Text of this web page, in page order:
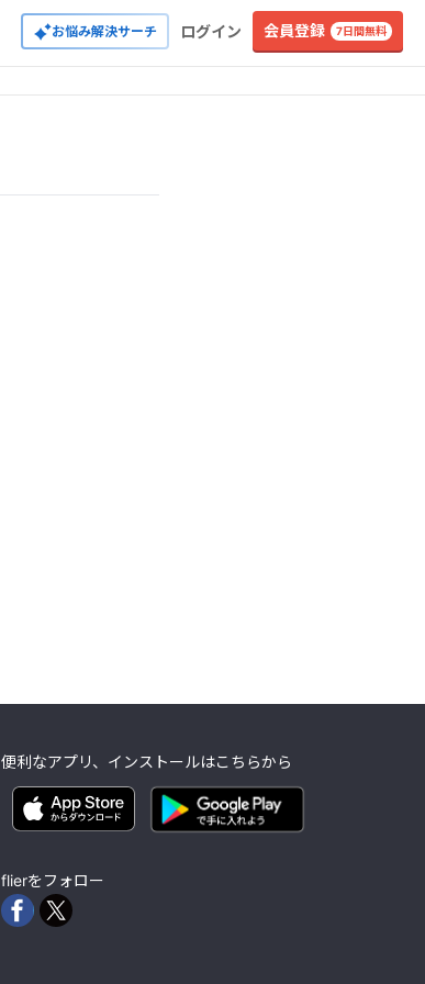
お悩み解決サーチ ログイン 会員登録 7日間無料
便利なアプリ、インストールはこちらから
flierをフォロー